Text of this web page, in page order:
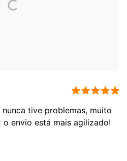
tive problemas, muito
envio está mais agilizado!